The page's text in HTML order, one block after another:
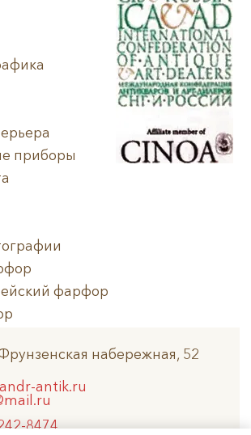
приборы
фарфор
набережная, 52
antik.ru
8474